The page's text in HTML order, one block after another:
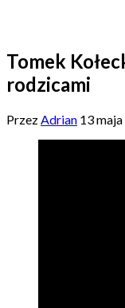
Tomek
rodzicami
PrzezAdrian 13